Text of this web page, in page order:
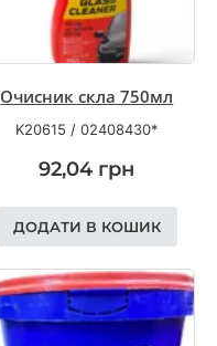
Очисник скла 750мл
K20615 / 02408430*
92,04 грн
ДОДАТИ В КОШИК